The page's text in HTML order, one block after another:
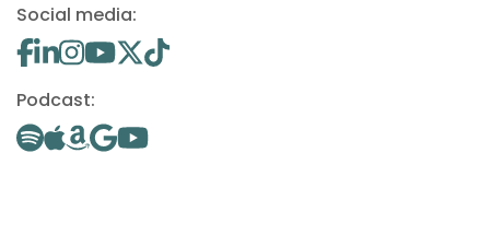
Social media:
Podcast: